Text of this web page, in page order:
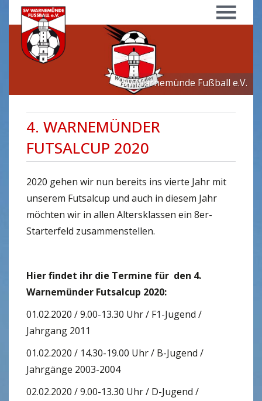
Menü
SV Warnemünde Fußball e.V.
4. WARNEMÜNDER
FUTSALCUP 2020
2020 gehen wir nun bereits ins vierte Jahr mit
unserem Futsalcup und auch in diesem Jahr
möchten wir in allen Altersklassen ein 8er-
Starterfeld zusammenstellen.
Hier findet ihr die Termine für den 4.
Warnemünder Futsalcup 2020:
01.02.2020 / 9.00-13.30 Uhr / F1-Jugend /
Jahrgang 2011
01.02.2020 / 14.30-19.00 Uhr / B-Jugend /
Jahrgänge 2003-2004
02.02.2020 / 9.00-13.30 Uhr / D-Jugend /